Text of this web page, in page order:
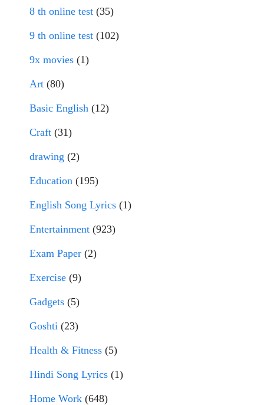
8 th online test (35)
9 th online test (102)
9x movies (1)
Art (80)
Basic English (12)
Craft (31)
drawing (2)
Education (195)
English Song Lyrics (1)
Entertainment (923)
Exam Paper (2)
Exercise (9)
Gadgets (5)
Goshti (23)
Health & Fitness (5)
Hindi Song Lyrics (1)
Home Work (648)